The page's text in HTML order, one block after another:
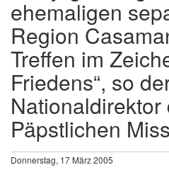
ehemaligen
Region
Treffen im
Friedens“, so
Nationaldirektor
Päpstlichen
Donnerstag, 17 März 2005